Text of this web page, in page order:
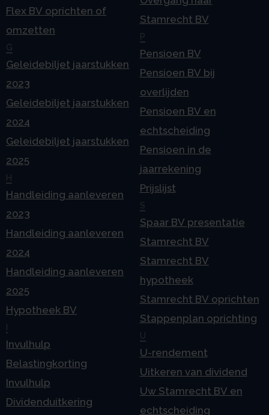
Flex BV oprichten of
omzetten
G
Geleidebiljet jaarstukken
2023
Geleidebiljet jaarstukken
2024
Geleidebiljet jaarstukken
2025
H
Handleiding aanleveren
2023
Handleiding aanleveren
2024
Handleiding aanleveren
2025
Hypotheek BV
Invulhulp
Belastingkorting
Invulhulp
Dividenduitkering
Stamrecht BV
P
Pensioen BV
Pensioen BV bij
overlijden
Pensioen BV en
echtscheiding
Pensioen in de
jaarrekening
Prijslijst
S
Spaar BV presentatie
Stamrecht BV
Stamrecht BV
hypotheek
Stamrecht BV oprichten
Stappenplan oprichting
U
U-rendement
Uitkeren van dividend
Uw Stamrecht BV en
echtscheiding